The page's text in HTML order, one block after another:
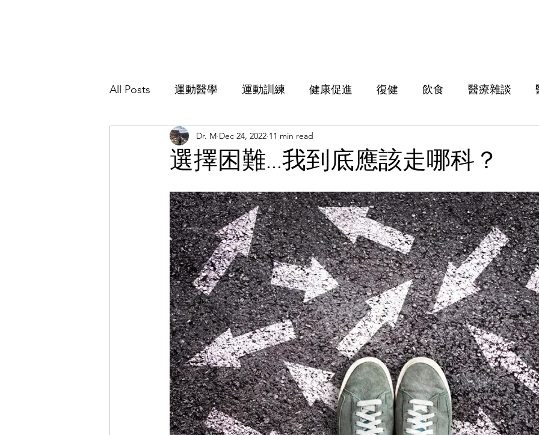
All Posts 運動醫學 運動訓練 健康促進 復健 飲食 醫療雜談
課程分享 職涯 運動傷害
選擇困難...我到底應該走哪科？
Dr. M Dec 24, 2022 11 min read